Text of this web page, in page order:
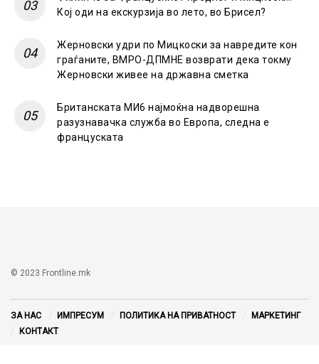
Кој оди на екскурзија во лето, во Брисел?
Жерновски удри по Мицкоски за навредите кон
граѓаните, ВМРО-ДПМНЕ возврати дека токму
Жерновски живее на државна сметка
Британската МИ6 најмоќна надворешна
разузнавачка служба во Европа, следна е
француската
© 2023 Frontline.mk
ЗА НАС ИМПРЕСУМ ПОЛИТИКА НА ПРИВАТНОСТ
МАРКЕТИНГ
КОНТАКТ